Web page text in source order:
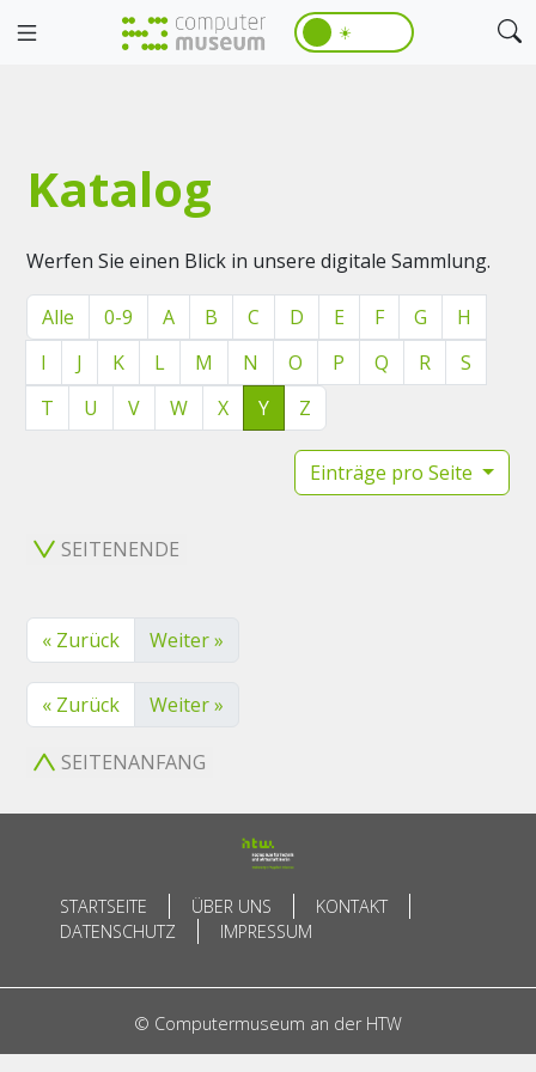
☀️
Katalog
Werfen Sie einen Blick in unsere digitale Sammlung.
Alle 0-9 A B C D E F G
H
I
J K L M N O P Q R
S
T
U V W X Y Z
Einträge pro Seite
SEITENENDE
« Zurück Weiter »
« Zurück Weiter »
SEITENANFANG
STARTSEITE ÜBER UNS
KONTAKT
DATENSCHUTZ
IMPRESSUM
© Computermuseum an der HTW